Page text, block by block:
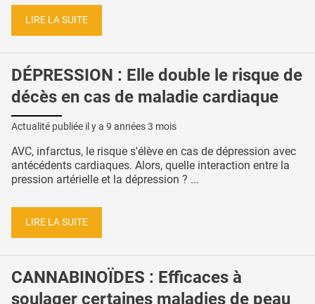
LIRE LA SUITE
DÉPRESSION : Elle double le risque de
décès en cas de maladie cardiaque
Actualité publiée il y a 9 années 3 mois
AVC, infarctus, le risque s'élève en cas de dépression avec
antécédents cardiaques. Alors, quelle interaction entre la
pression artérielle et la dépression ? ...
LIRE LA SUITE
CANNABINOÏDES : Efficaces à
soulager certaines maladies de peau